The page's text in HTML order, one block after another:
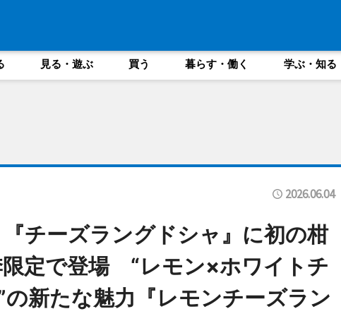
見る・遊ぶ 買う 暮らす・働く 学ぶ・知る
2026.06.04
『チーズラングドシャ』に初の柑
定で登場 “レモン×ホワイトチ
新たな魅力『レモンチーズラン